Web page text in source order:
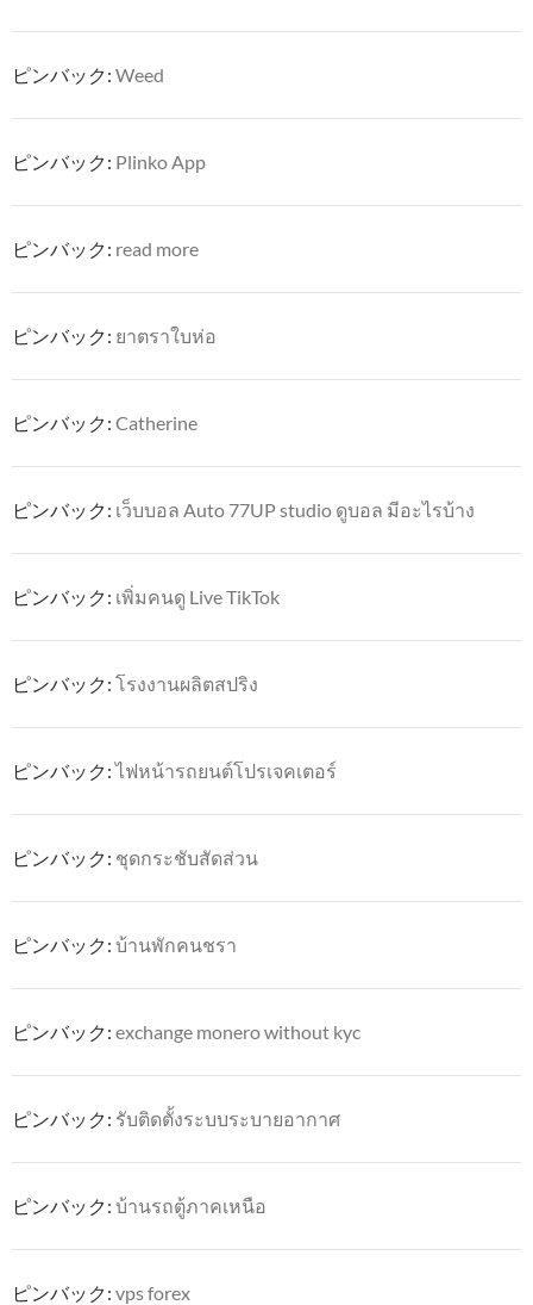
ピンバック: Weed
ピンバック: Plinko App
ピンバック: read more
ピンバック: ยาตราใบห่อ
ピンバック: Catherine
ピンバック: เว็บบอล Auto 77UP studio ดูบอล มีอะไรบ้าง
ピンバック: เพิ่มคนดู Live TikTok
ピンバック: โรงงานผลิตสปริง
ピンバック:ไฟหน้ารถยนต์โปรเจคเตอร์
ピンバック: ชุดกระชับสัดส่วน
ピンバック: บ้านพักคนชรา
ピンバック: exchange monero without kyc
ピンバック: รับติดตั้งระบบระบายอากาศ
ピンバック: บ้านรถตู้ภาคเหนือ
ピンバック: vps forex